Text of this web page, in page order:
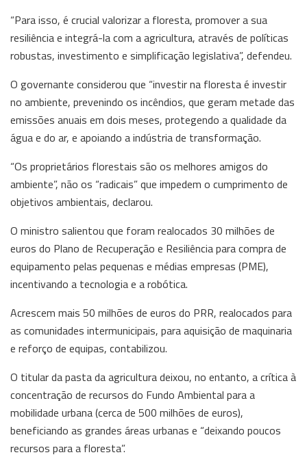
“Para isso, é crucial valorizar a floresta, promover a sua
resiliência e integrá-la com a agricultura, através de políticas
robustas, investimento e simplificação legislativa”, defendeu.
O governante considerou que “investir na floresta é investir
no ambiente, prevenindo os incêndios, que geram metade das
emissões anuais em dois meses, protegendo a qualidade da
água e do ar, e apoiando a indústria de transformação.
“Os proprietários florestais são os melhores amigos do
ambiente”, não os “radicais” que impedem o cumprimento de
objetivos ambientais, declarou.
O ministro salientou que foram realocados 30 milhões de
euros do Plano de Recuperação e Resiliência para compra de
equipamento pelas pequenas e médias empresas (PME),
incentivando a tecnologia e a robótica.
Acrescem mais 50 milhões de euros do PRR, realocados para
as comunidades intermunicipais, para aquisição de maquinaria
e reforço de equipas, contabilizou.
O titular da pasta da agricultura deixou, no entanto, a crítica à
concentração de recursos do Fundo Ambiental para a
mobilidade urbana (cerca de 500 milhões de euros),
beneficiando as grandes áreas urbanas e “deixando poucos
recursos para a floresta”.